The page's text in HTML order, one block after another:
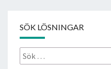
SÖK LÖSNINGAR
Sök
efter: